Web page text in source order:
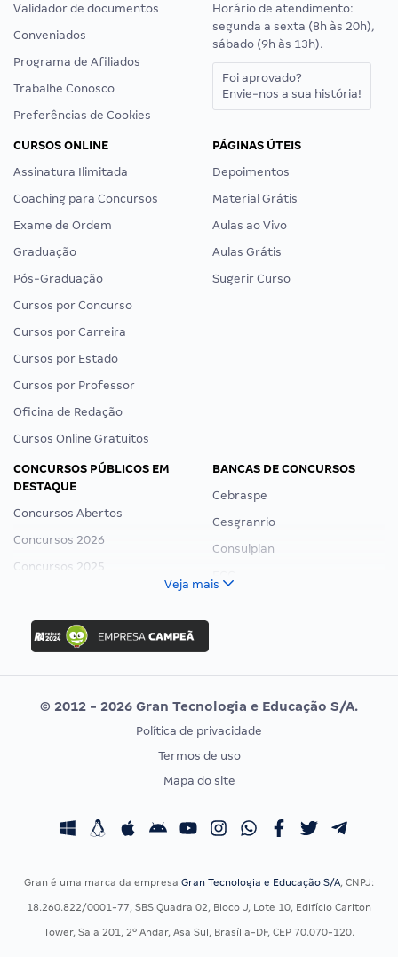
Validador de documentos
Conveniados
Programa de Afiliados
Trabalhe Conosco
Preferências de Cookies
Horário de atendimento:
segunda a sexta (8h às 20h),
sábado (9h às 13h).
Foi aprovado?
Envie-nos a sua história!
CURSOS ONLINE
Assinatura Ilimitada
Coaching para Concursos
Exame de Ordem
Graduação
Pós-Graduação
Cursos por Concurso
Cursos por Carreira
Cursos por Estado
Cursos por Professor
Oficina de Redação
Cursos Online Gratuitos
PÁGINAS ÚTEIS
Depoimentos
Material Grátis
Aulas ao Vivo
Aulas Grátis
Sugerir Curso
CONCURSOS PÚBLICOS EM
DESTAQUE
Concursos Abertos
Concursos 2026
Concursos 2025
Concurso Nacional Unificado
Concurso Ibama
Concurso MPU
Editais publicados
BANCAS DE CONCURSOS
Cebraspe
Cesgranrio
Consulplan
Vunesp
CONCURSOS POR PROFISSÃO
Concursos Fiscais
EXAME DE ORDEM
Calendário OAB
Veja mais
© 2012 - 2026 Gran Tecnologia e Educação S/A.
Política de privacidade
Termos de uso
Mapa do site
Gran é uma marca da empresa Gran Tecnologia e Educação S/A, CNPJ:
18.260.822/0001-77, SBS Quadra 02, Bloco J, Lote 10, Edifício Carlton
Tower, Sala 201, 2º Andar, Asa Sul, Brasília-DF, CEP 70.070-120.